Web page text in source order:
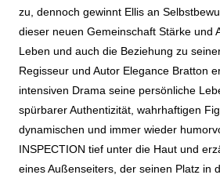
zu, dennoch gewinnt Ellis an
dieser neuen Gemeinschaft Stärke und
Leben und auch die Beziehung zu
Regisseur und Autor Elegance Bratton
intensiven Drama seine persönliche
spürbarer Authentizität, wahrhaftigen
dynamischen und immer wieder
INSPECTION tief unter die Haut und
eines Außenseiters, der seinen Platz in